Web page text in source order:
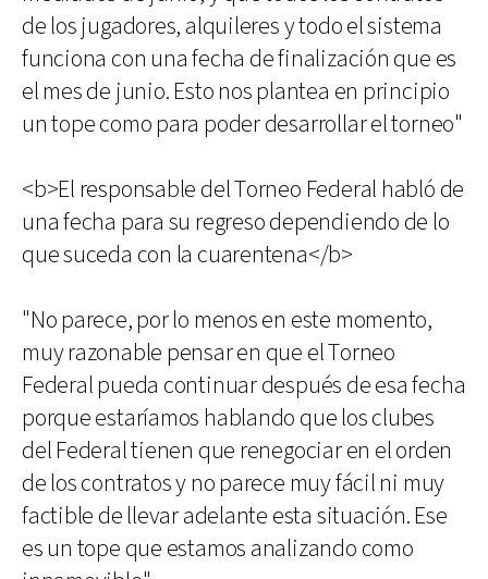
de los jugadores, alquileres y todo el sistema
funciona con una fecha de finalización que es
el mes de junio. Esto nos plantea en principio
un tope como para poder desarrollar el torneo"
<b>El responsable del Torneo Federal habló de
una fecha para su regreso dependiendo de lo
que suceda con la cuarentena</b>
"No parece, por lo menos en este momento,
muy razonable pensar en que el Torneo
Federal pueda continuar después de esa fecha
porque estaríamos hablando que los clubes
del Federal tienen que renegociar en el orden
de los contratos y no parece muy fácil ni muy
factible de llevar adelante esta situación. Ese
es un tope que estamos analizando como